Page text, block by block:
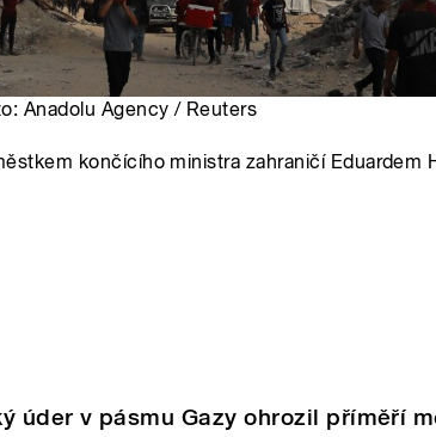
Anadolu Agency / Reuters
končícího ministra zahraničí Eduardem
úder v pásmu Gazy ohrozil příměří